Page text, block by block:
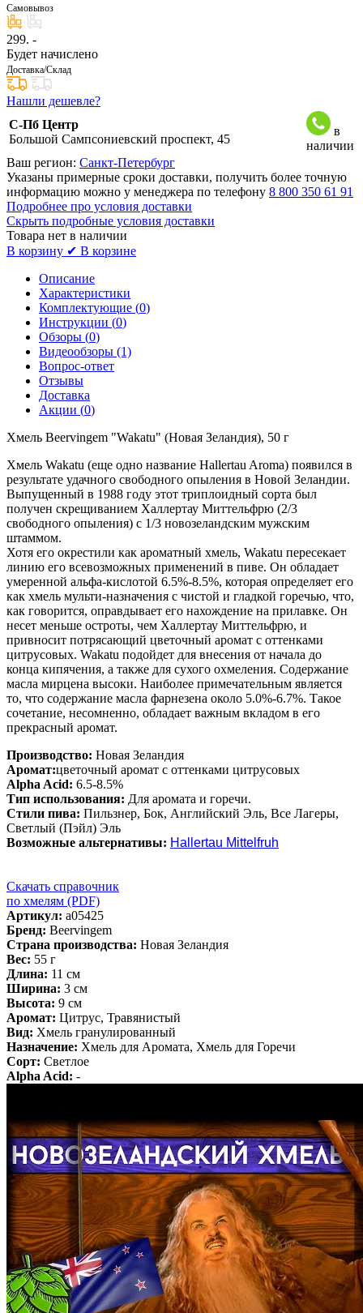
Самовывоз
299. -
Будет начислено
Доставка/Склад
Нашли дешевле?
С-Пб Центр
Большой Сампсониевский проспект, 45
в
наличии
Ваш регион: Санкт-Петербург
Указаны примерные сроки доставки, получить более точную
информацию можно у менеджера по телефону 8 800 350 61 91
Подробнее про условия доставки
Скрыть подробные условия доставки
Товара нет в наличии
В корзину ✔ В корзине
Описание
Характеристики
Комплектующие (0)
Инструкции (0)
Обзоры (0)
Видеообзоры (1)
Вопрос-ответ
Отзывы
Доставка
Акции (0)
Хмель Beervingem "Wakatu" (Новая Зеландия), 50 г
Хмель Wakatu (еще одно название Hallertau Aroma) появился в
результате удачного свободного опыления в Новой Зеландии.
Выпущенный в 1988 году этот триплоидный сорта был
получен скрещиванием Халлертау Миттельфрю (2/3
свободного опыления) с 1/3 новозеландским мужским
штаммом.
Хотя его окрестили как ароматный хмель, Wakatu пересекает
линию его всевозможных применений в пиве. Он обладает
умеренной альфа-кислотой 6.5%-8.5%, которая определяет его
как хмель мульти-назначения с чистой и гладкой горечью, что,
как говорится, оправдывает его нахождение на прилавке. Он
несет меньше остроты, чем Халлертау Миттельфрю, и
привносит потрясающий цветочный аромат с оттенками
цитрусовых. Wakatu подойдет для внесения от начала до
конца кипячения, а также для сухого охмеления. Содержание
масла мирцена высоки. Наиболее примечательным является
то, что содержание масла фарнезена около 5.0%-6.7%. Такое
сочетание, несомненно, обладает важным вкладом в его
прекрасный аромат.
Производство: Новая Зеландия
Аромат:цветочный аромат с оттенками цитрусовых
Alpha Acid: 6.5-8.5%
Тип использования: Для аромата и горечи.
Стили пива: Пильзнер, Бок, Английский Эль, Все Лагеры,
Светлый (Пэйл) Эль
Возможные альтернативы: Hallertau Mittelfruh
Скачать справочник
по хмелям (PDF)
Артикул: a05425
Бренд: Beervingem
Страна производства: Новая Зеландия
Вес: 55 г
Длина: 11 см
Ширина: 3 см
Высота: 9 см
Аромат: Цитрус, Травянистый
Вид: Хмель гранулированный
Назначение: Хмель для Аромата, Хмель для Горечи
Сорт: Светлое
Alpha Acid: -